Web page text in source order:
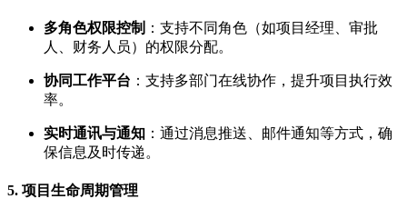
多角色权限控制 ：支持不同角色（如项目经理、审批
人、财务人员）的权限分配。
协同工作平台 ：支持多部门在线协作，提升项目执行效
率。
实时通讯与通知 ：通过消息推送、邮件通知等方式，确
保信息及时传递。
5. 项目生命周期管理